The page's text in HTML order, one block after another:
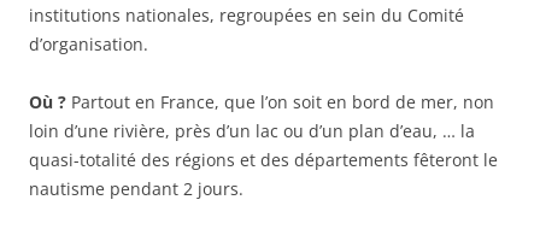
institutions nationales, regroupées en sein du Comité
d’organisation.
Où ? Partout en France, que l’on soit en bord de mer, non
loin d’une rivière, près d’un lac ou d’un plan d’eau, … la
quasi-totalité des régions et des départements fêteront le
nautisme pendant 2 jours.